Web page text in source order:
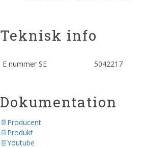
Teknisk info
E nummer SE 5042217
Dokumentation
Producent
Produkt
Youtube